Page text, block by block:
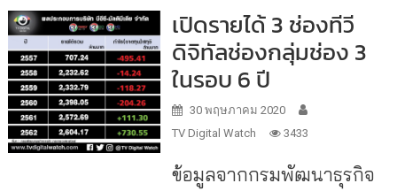
เปิดรายได้ 3 ช่องทีวี
ดิจิทัลช่องกลุ่มช่อง 3
ในรอบ 6 ปี
30 พฤษภาคม 2020
TV Digital Watch
3433
ข้อมูลจากกรมพัฒนาธุรกิจ